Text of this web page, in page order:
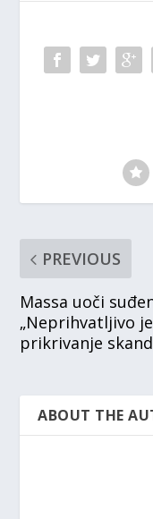
PREVIOUS
Massa uoči
„Neprihvatljivo je
prikrivanje
ABOUT THE